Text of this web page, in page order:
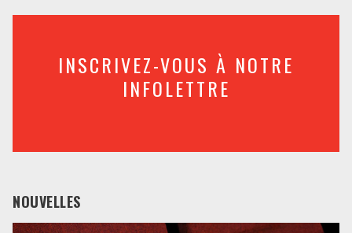
INSCRIVEZ-VOUS À NOTRE
INFOLETTRE
NOUVELLES